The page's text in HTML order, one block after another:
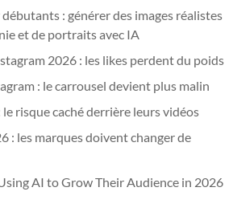
: générer des images réalistes
et de portraits avec IA
2026 : les likes perdent du poids
: le carrousel devient plus malin
risque caché derrière leurs vidéos
: les marques doivent changer de
AI to Grow Their Audience in 2026